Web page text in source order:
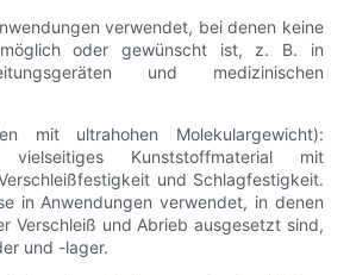
verwendet, bei denen keine
oder gewünscht ist, z. B. in
und medizinischen
mit ultrahohen Molekulargewicht):
Kunststoffmaterial mit
und Schlagfestigkeit.
in Anwendungen verwendet, in denen
Verschleiß und Abrieb ausgesetzt sind,
und -lager.